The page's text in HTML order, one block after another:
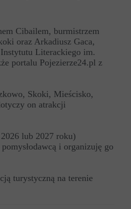
Cibailem, burmistrzem
oraz Arkadiusz Gaca,
Literackiego im.
portalu Pojezierze24.pl z
Skoki, Mieścisko,
on atrakcji
lub 2027 roku)
i organizuję go
turystyczną na terenie